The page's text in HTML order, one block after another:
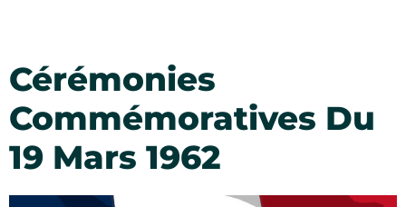
Cérémonies
Commémoratives Du
19 Mars 1962